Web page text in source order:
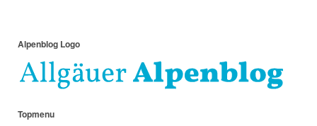
Alpenblog Logo
Topmenu